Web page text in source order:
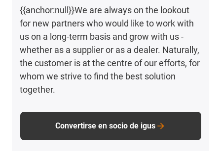
{{anchor:null}}We are always on the lookout
for new partners who would like to work with
us on a long-term basis and grow with us -
whether as a supplier or as a dealer. Naturally,
the customer is at the centre of our efforts, for
whom we strive to find the best solution
together.
Convertirse en socio de igus